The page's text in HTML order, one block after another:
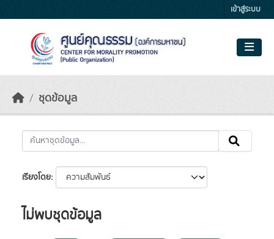
เข้าสู่ระบบ
ชุดข้อมูล
เรียงโดย
ไม่พบชุดข้อมูล